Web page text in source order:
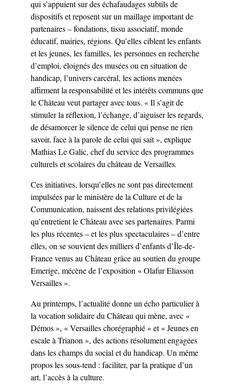
qui s’appuient sur des échafaudages subtils de
dispositifs et reposent sur un maillage important de
partenaires – fondations, tissu associatif, monde
éducatif, mairies, régions. Qu’elles ciblent les enfants
et les jeunes, les familles, les personnes en recherche
d’emploi, éloignés des musées ou en situation de
handicap, l’univers carcéral, les actions menées
affirment la responsabilité et les intérêts communs que
le Château veut partager avec tous. « Il s’agit de
stimuler la réflexion, l’échange, d’aiguiser les regards,
de désamorcer le silence de celui qui pense ne rien
savoir, face à la parole de celui qui sait », explique
Mathias Le Galic, chef du service des programmes
culturels et scolaires du château de Versailles.
Ces initiatives, lorsqu’elles ne sont pas directement
impulsées par le ministère de la Culture et de la
Communication, naissent des relations privilégiées
qu’entretient le Château avec ses partenaires. Parmi
les plus récentes – et les plus spectaculaires – d’entre
elles, on se souvient des milliers d’enfants d’Île-de-
France venus au Château grâce au soutien du groupe
Emerige, mécène de l’exposition « Olafur Eliasson
Versailles ».
Au printemps, l’actualité donne un écho particulier à
la vocation solidaire du Château qui mène, avec «
Démos », « Versailles chorégraphié » et « Jeunes en
escale à Trianon », des actions résolument engagées
dans les champs du social et du handicap. Un même
propos les sous-tend : faciliter, par la pratique d’un
art, l’accès à la culture.